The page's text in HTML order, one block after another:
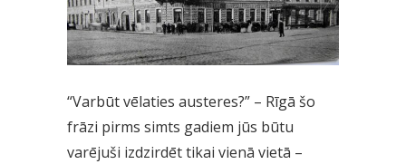
“Varbūt vēlaties austeres?” – Rīgā šo
frāzi pirms simts gadiem jūs būtu
varējuši izdzirdēt tikai vienā vietā –